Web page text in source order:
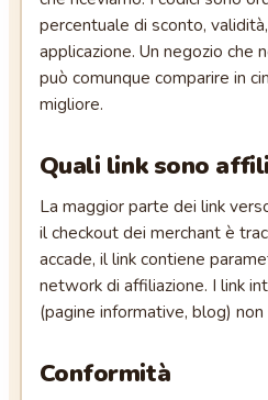
percentuale di sconto,
applicazione. Un negozio che
può comunque comparire in
migliore.
Quali link sono
La maggior parte dei link
il checkout dei merchant è
accade, il link contiene
network di affiliazione. I link
(pagine informative, blog)
Conformità